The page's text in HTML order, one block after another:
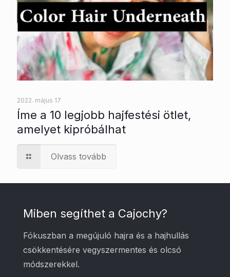
2022. május 17
Íme a 10 legjobb hajfestési ötlet,
amelyet kipróbálhat
Olvass tovább
Miben segíthet a Cajochy?
Fókuszban a megújuló hajra és a hajhullás
csökkentésére vegyszermentes és olcsó
módszerekkel.